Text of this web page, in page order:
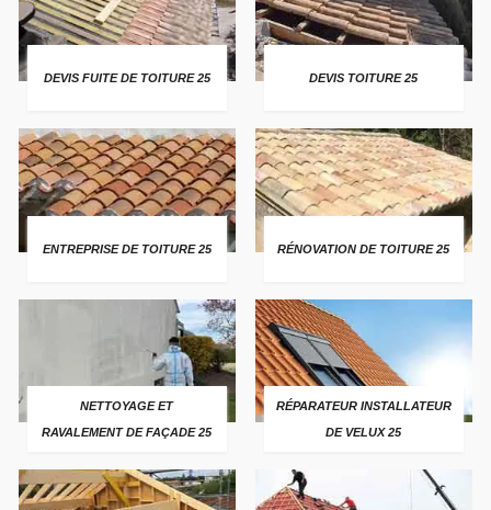
DEVIS FUITE DE TOITURE 25 DEVIS TOITURE 25
ENTREPRISE DE TOITURE 25 RÉNOVATION DE TOITURE 25
NETTOYAGE ET
RAVALEMENT DE FAÇADE 25
RÉPARATEUR INSTALLATEUR
DE VELUX 25